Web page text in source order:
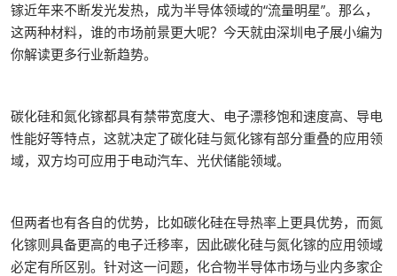
镓近年来不断发光发热，成为半导体领域的“流量明星”。那么，
这两种材料，谁的市场前景更大呢？今天就由深圳电子展小编为
你解读更多行业新趋势。
碳化硅和氮化镓都具有禁带宽度大、电子漂移饱和速度高、导电
性能好等特点，这就决定了碳化硅与氮化镓有部分重叠的应用领
域，双方均可应用于电动汽车、光伏储能领域。
但两者也有各自的优势，比如碳化硅在导热率上更具优势，而氮
化镓则具备更高的电子迁移率，因此碳化硅与氮化镓的应用领域
必定有所区别。针对这一问题，化合物半导体市场与业内多家企